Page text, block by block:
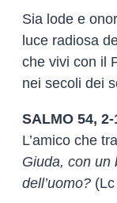
Sia lode e
luce radiosa
che vivi con il
nei secoli dei
SALMO 54,
L’amico che
Giuda, con un
dell’uomo?